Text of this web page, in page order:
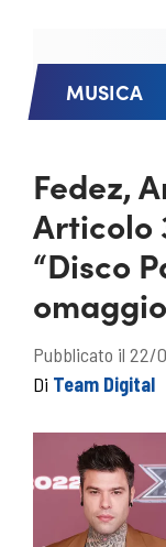
MUSICA
Fedez,
Articolo
“Disco
Pubblicato il 22/
Di Team Digital